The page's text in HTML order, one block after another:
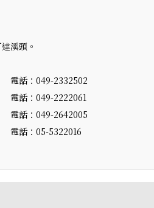
溪頭。
：049-2332502
話：049-2222061
話：049-2642005
電話：05-5322016